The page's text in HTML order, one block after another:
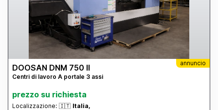
annuncio
DOOSAN DNM 750 II
Centri di lavoro A portale 3 assi
prezzo su richiesta
Localizzazione: 🇮🇹 Italia,